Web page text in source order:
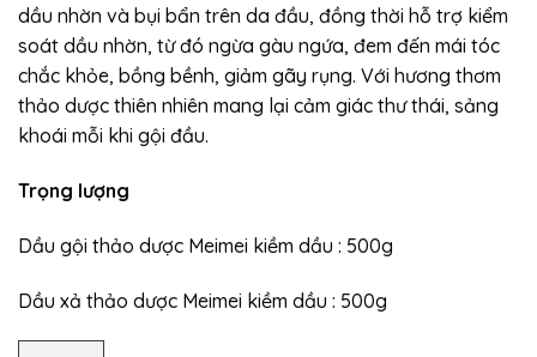
dầu nhờn và bụi bẩn trên da đầu, đồng thời hỗ trợ kiểm
soát dầu nhờn, từ đó ngừa gàu ngứa, đem đến mái tóc
chắc khỏe, bồng bềnh, giảm gãy rụng. Với hương thơm
thảo dược thiên nhiên mang lại cảm giác thư thái, sảng
khoái mỗi khi gội đầu.
Trọng lượng
Dầu gội thảo dược Meimei kiềm dầu : 500g
Dầu xả thảo dược Meimei kiềm dầu : 500g